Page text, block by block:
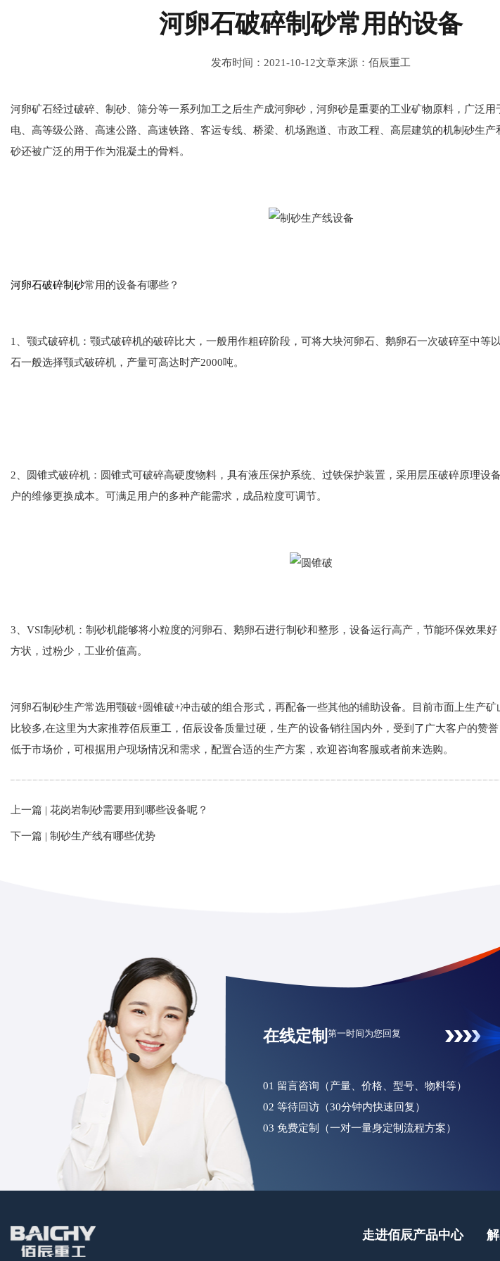
河卵石破碎制砂常用的设备
发布时间：2021-10-12文章来源：佰辰重工
河卵矿石经过破碎、制砂、筛分等一系列加工之后生产成河卵砂，河卵砂是重要的工业矿物原料，广泛用
电、高等级公路、高速公路、高速铁路、客运专线、桥梁、机场跑道、市政工程、高层建筑的机制砂生
砂还被广泛的用于作为混凝土的骨料。
河卵石破碎制砂常用的设备有哪些？
1、颚式破碎机：颚式破碎机的破碎比大，一般用作粗碎阶段，可将大块河卵石、鹅卵石一次破碎至中等
石一般选择颚式破碎机，产量可高达时产2000吨。
2、圆锥式破碎机：圆锥式可破碎高硬度物料，具有液压保护系统、过铁保护装置，采用层压破碎原理设
户的维修更换成本。可满足用户的多种产能需求，成品粒度可调节。
3、VSI制砂机：制砂机能够将小粒度的河卵石、鹅卵石进行制砂和整形，设备运行高产，节能环保效果
方状，过粉少，工业价值高。
河卵石制砂生产常选用颚破+圆锥破+冲击破的组合形式，再配备一些其他的辅助设备。目前市面上生产
比较多,在这里为大家推荐佰辰重工，佰辰设备质量过硬，生产的设备销往国内外，受到了广大客户的赞誉
低于市场价，可根据用户现场情况和需求，配置合适的生产方案，欢迎咨询客服或者前来选购。
上一篇 | 花岗岩制砂需要用到哪些设备呢？
下一篇 | 制砂生产线有哪些优势
在线定制第一时间为您回复
01 留言咨询（产量、价格、型号、物料等）
02 等待回访（30分钟内快速回复）
03 免费定制（一对一量身定制流程方案）
走进佰辰产品中心